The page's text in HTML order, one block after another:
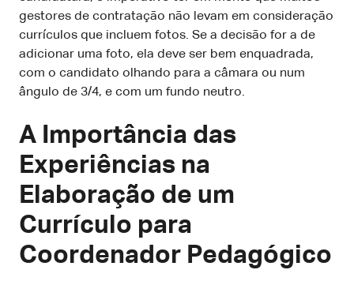
gestores de contratação não levam em consideração
currículos que incluem fotos. Se a decisão for a de
adicionar uma foto, ela deve ser bem enquadrada,
com o candidato olhando para a câmara ou num
ângulo de 3/4, e com um fundo neutro.
A Importância das
Experiências na
Elaboração de um
Currículo para
Coordenador Pedagógico